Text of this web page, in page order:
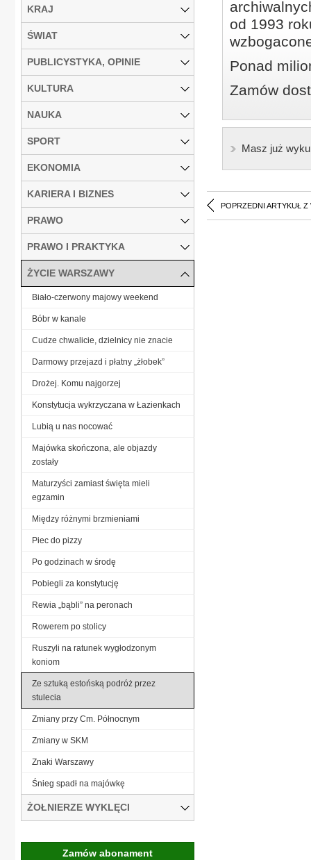
od 1993
Ponad
Zamów
Masz już
POPRZEDNI ARTYKUŁ Z
KRAJ
ŚWIAT
PUBLICYSTYKA, OPINIE
KULTURA
NAUKA
SPORT
EKONOMIA
KARIERA I BIZNES
PRAWO
PRAWO I PRAKTYKA
ŻYCIE WARSZAWY
Biało-czerwony majowy weekend
Bóbr w kanale
Cudze chwalicie, dzielnicy nie znacie
Darmowy przejazd i płatny „żłobek”
Drożej. Komu najgorzej
Konstytucja wykrzyczana w Łazienkach
Lubią u nas nocować
Majówka skończona, ale objazdy
zostały
Maturzyści zamiast święta mieli
egzamin
Między różnymi brzmieniami
Piec do pizzy
Po godzinach w środę
Pobiegli za konstytucję
Rewia „bąbli” na peronach
Rowerem po stolicy
Ruszyli na ratunek wygłodzonym
koniom
Ze sztuką estońską podróż przez
stulecia
Zmiany przy Cm. Północnym
Zmiany w SKM
Znaki Warszawy
Śnieg spadł na majówkę
ŻOŁNIERZE WYKLĘCI
Zamów abonament